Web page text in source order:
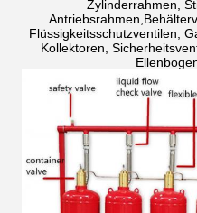
Zylinderrahmen,
Flüssigkeitsschutzventilen,
Kollektoren,